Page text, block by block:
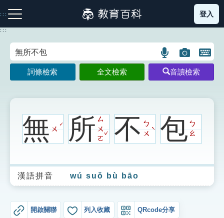
到
主
:::
注音索引圖示 筆畫索引圖示 部首索引表圖示
生字詞彙表
成語故事
登入
:::
語
言
搜
示
圖
片
搜
示
開
鍵
圖
詞條檢索 全文檢索 音讀檢索
無ㄨ
ˊ 所ㄙ
ㄨ
ㄛ
ˇ不ㄅ
ㄨ
ˋ 包ㄅ
ㄠ
漢語拼音 wú suǒ bù bāo
開啟關聯 列入收藏 QRcode分享